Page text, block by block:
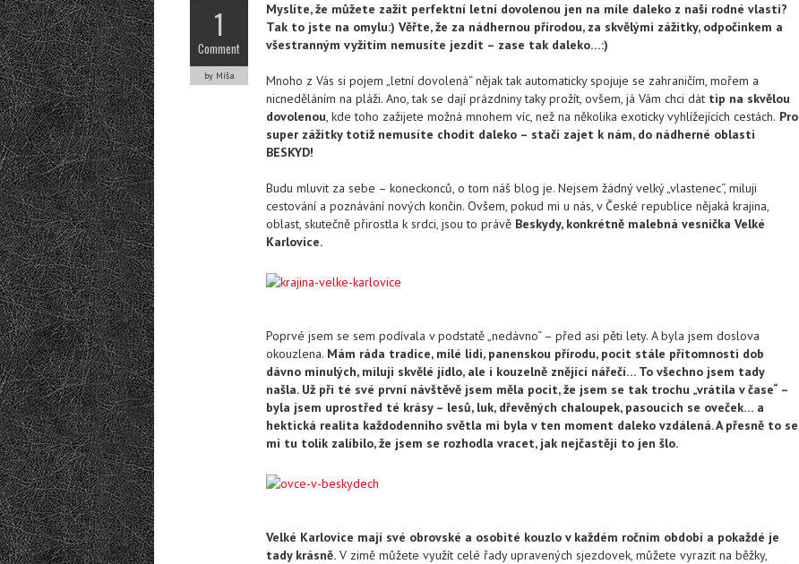
1
Comment
by Míša
Myslíte, že můžete zažít perfektní letní dovolenou jen na míle daleko z naší rodné vlasti?
Tak to jste na omylu:) Věřte, že za nádhernou přírodou, za skvělými zážitky, odpočinkem a
všestranným vyžitím nemusíte jezdit – zase tak daleko…:)
Mnoho z Vás si pojem „letní dovolená“ nějak tak automaticky spojuje se zahraničím, mořem a
nicneděláním na pláži. Ano, tak se dají prázdniny taky prožít, ovšem, já Vám chci dát tip na skvělou
dovolenou, kde toho zažijete možná mnohem víc, než na několika exoticky vyhlížejících cestách. Pro
super zážitky totiž nemusíte chodit daleko – stačí zajet k nám, do nádherné oblasti
BESKYD!
Budu mluvit za sebe – koneckonců, o tom náš blog je. Nejsem žádný velký „vlastenec“, miluji
cestování a poznávání nových končin. Ovšem, pokud mi u nás, v České republice nějaká krajina,
oblast, skutečně přirostla k srdci, jsou to právě Beskydy, konkrétně malebná vesnička Velké
Karlovice.
Poprvé jsem se sem podívala v podstatě „nedávno“ – před asi pěti lety. A byla jsem doslova
okouzlena. Mám ráda tradice, milé lidi, panenskou přírodu, pocit stále přítomnosti dob
dávno minulých, miluji skvělé jídlo, ale i kouzelně znějící nářečí… To všechno jsem tady
našla. Už při té své první návštěvě jsem měla pocit, že jsem se tak trochu „vrátila v čase“ –
byla jsem uprostřed té krásy – lesů, luk, dřevěných chaloupek, pasoucích se oveček… a
hektická realita každodenního světla mi byla v ten moment daleko vzdálená. A přesně to se
mi tu tolik zalíbilo, že jsem se rozhodla vracet, jak nejčastěji to jen šlo.
Velké Karlovice mají své obrovské a osobité kouzlo v každém ročním období a pokaždé je
tady krásně. V zimě můžete využít celé řady upravených sjezdovek, můžete vyrazit na běžky,